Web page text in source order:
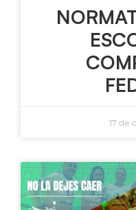
17 de